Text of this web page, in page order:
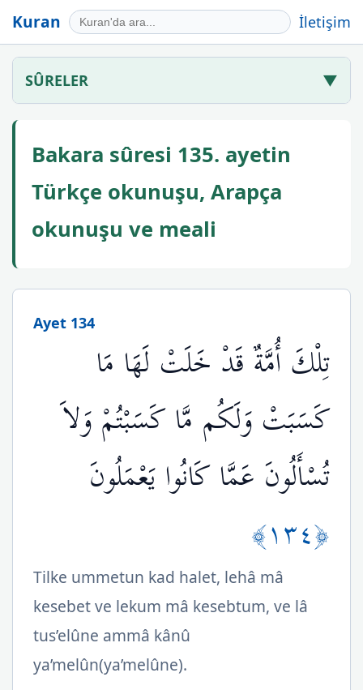
Kuran İletişim
SÛRELER ▼
Bakara sûresi 135. ayetin
Türkçe okunuşu, Arapça
okunuşu ve meali
Ayet 134
تِلْكَ أُمَّةٌ قَدْ خَلَتْ لَهَا مَا
كَسَبَتْ وَلَكُم مَّا كَسَبْتُمْ وَلاَ
تُسْأَلُونَ عَمَّا كَانُوا يَعْمَلُونَ
﴿١٣٤﴾
Tilke ummetun kad halet, lehâ mâ
kesebet ve lekum mâ kesebtum, ve lâ
tus’elûne ammâ kânû
ya’melûn(ya’melûne).